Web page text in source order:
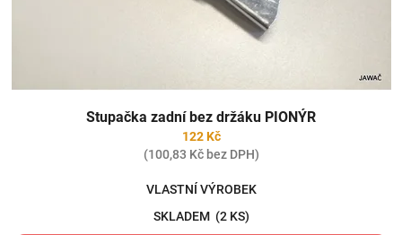
Stupačka zadní bez držáku PIONÝR
122 Kč
(100,83 Kč bez DPH)
VLASTNÍ VÝROBEK
SKLADEM (2 KS)